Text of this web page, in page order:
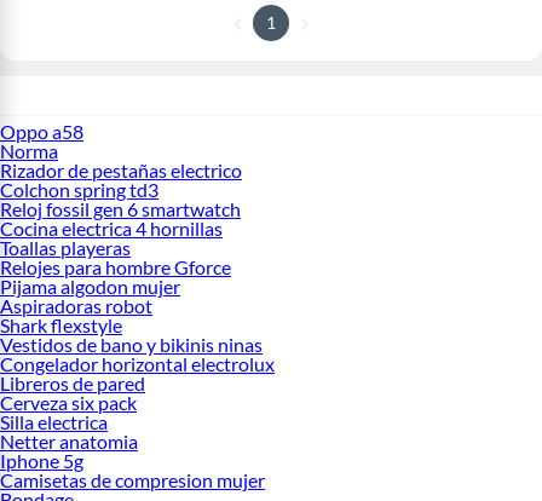
1
Oppo a58
Norma
Rizador de pestañas electrico
Colchon spring td3
Reloj fossil gen 6 smartwatch
Cocina electrica 4 hornillas
Toallas playeras
Relojes para hombre Gforce
Pijama algodon mujer
Aspiradoras robot
Shark flexstyle
Vestidos de bano y bikinis ninas
Congelador horizontal electrolux
Libreros de pared
Cerveza six pack
Silla electrica
Netter anatomia
Iphone 5g
Camisetas de compresion mujer